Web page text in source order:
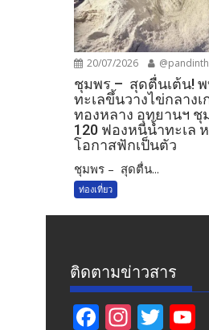
20/07/2026
ชุมพร – สุดตื่นเต้น! พ
ทะเลขึ้นวางไข่กลางเ
ทองหลาง อุทยานฯ ชุ
120 ฟองหนีน้ำทะเล
โอกาสฟักเป็นตัว
ชุมพร – สุดตื่น...
ท่องเที่ยว
ติดตามข่าวสาร
F In T